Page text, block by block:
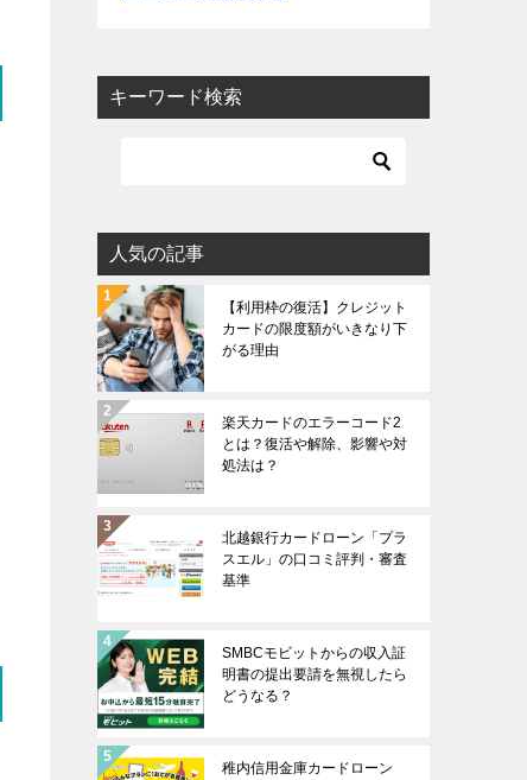
キーワード検索
人気の記事
【利用枠の復活】クレジット
カードの限度額がいきなり下
がる理由
楽天カードのエラーコード2
とは？復活や解除、影響や対
処法は？
北越銀行カードローン「プラ
スエル」の口コミ評判・審査
基準
SMBCモビットからの収入証
明書の提出要請を無視したら
どうなる？
稚内信用金庫カードローン